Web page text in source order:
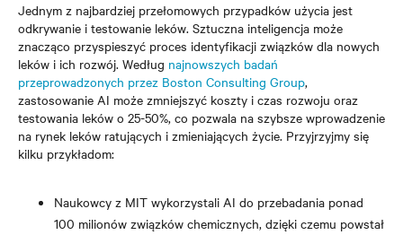
Jednym z najbardziej przełomowych przypadków użycia jest
odkrywanie i testowanie leków. Sztuczna inteligencja może
znacząco przyspieszyć proces identyfikacji związków dla nowych
leków i ich rozwój. Według najnowszych badań
przeprowadzonych przez Boston Consulting Group,
zastosowanie AI może zmniejszyć koszty i czas rozwoju oraz
testowania leków o 25-50%, co pozwala na szybsze wprowadzenie
na rynek leków ratujących i zmieniających życie. Przyjrzyjmy się
kilku przykładom:
Naukowcy z MIT wykorzystali AI do przebadania ponad
100 milionów związków chemicznych, dzięki czemu powstał